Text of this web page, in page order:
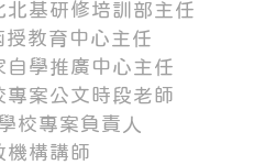
基研修培訓部主任
教育中心主任
自學推廣中心主任
專案公文時段老師
校專案負責人
機構講師